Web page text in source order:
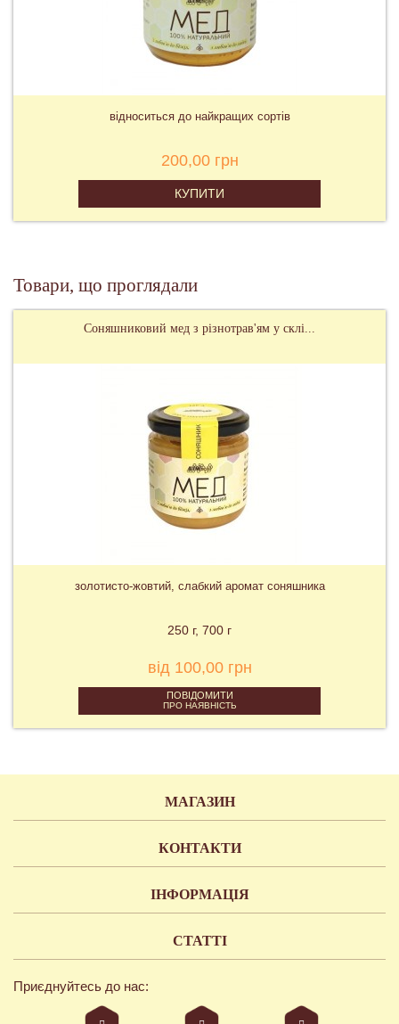
відноситься до найкращих сортів
200,00 грн
КУПИТИ
Товари, що проглядали
Соняшниковий мед з різнотрав'ям у склі...
золотисто-жовтий, слабкий аромат соняшника
250 г 700 г
від 100,00 грн
ПОВІДОМИТИ
ПРО НАЯВНІСТЬ
МАГАЗИН
КОНТАКТИ
ІНФОРМАЦІЯ
СТАТТІ
Приєднуйтесь до нас: